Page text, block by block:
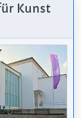
Kunst